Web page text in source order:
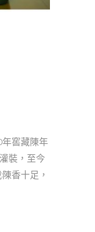
窖藏陳年
裝，至今
香十足，